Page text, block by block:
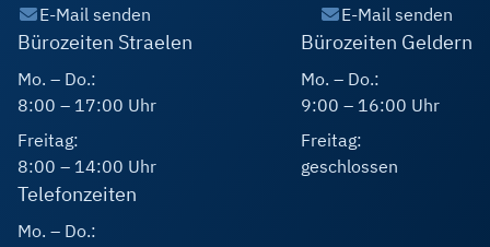
E-Mail senden
E-Mail senden
Bürozeiten Straelen
Mo. – Do.:
8:00 – 17:00 Uhr
Freitag:
8:00 – 14:00 Uhr
Bürozeiten Geldern
Mo. – Do.:
9:00 – 16:00 Uhr
Freitag:
geschlossen
Telefonzeiten
Mo. – Do.: